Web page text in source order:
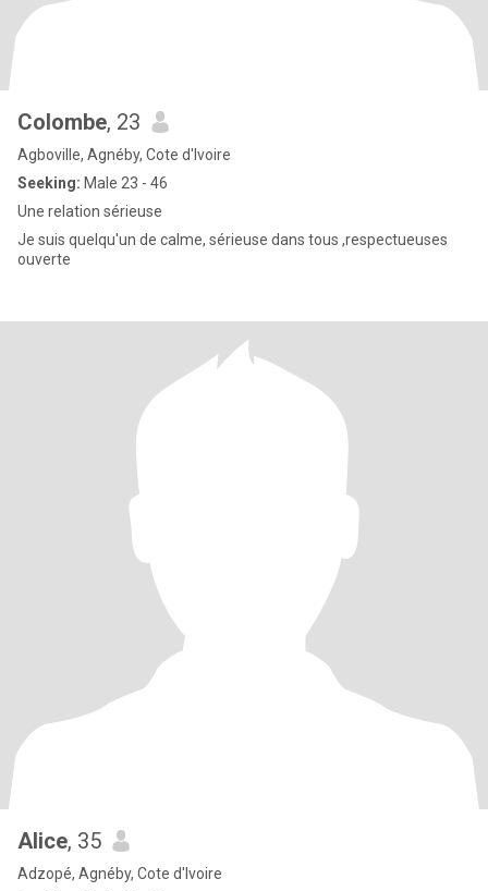
Colombe, 23
Agboville, Agnéby, Cote d'Ivoire
Seeking: Male 23 - 46
Une relation sérieuse
Je suis quelqu'un de calme, sérieuse dans tous ,respectueuses
ouverte
Alice, 35
Adzopé, Agnéby, Cote d'Ivoire